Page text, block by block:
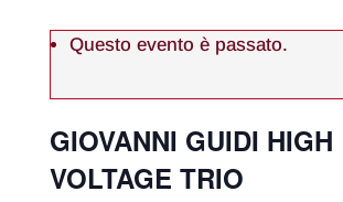
Questo evento è passato.
GIOVANNI GUIDI HIGH
VOLTAGE TRIO